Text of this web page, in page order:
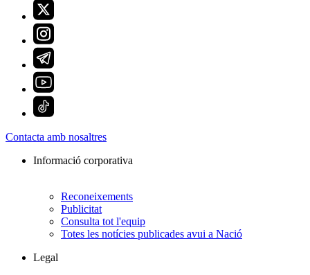
Contacta amb nosaltres
Informació corporativa
Reconeixements
Publicitat
Consulta tot l'equip
Totes les notícies publicades avui a Nació
Legal